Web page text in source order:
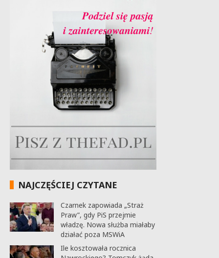
NAJCZĘŚCIEJ CZYTANE
Czarnek zapowiada „Straż
Praw”, gdy PiS przejmie
władzę. Nowa służba miałaby
działać poza MSWiA
Ile kosztowała rocznica